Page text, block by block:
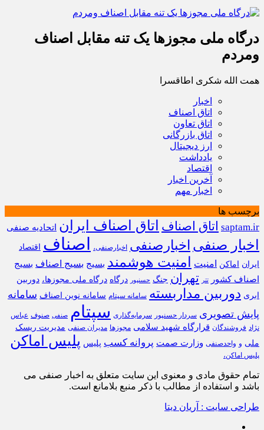
درگاه ملی مجوزها یک تنه مقابل اصناف
ومردم
همت الله شکری اطاقسرا
اخبار
اتاق اصناف
اتاق تعاون
اتاق بازرگانی
ارز دیجیتال
یادداشت
اقتصاد
آخرین اخبار
اخبار مهم
برچسب ها
saptam.ir اتاق اصناف اتاق اصناف ایران اتحادیه صنفی
اخبار صنفی اخبارصنفی اخبارصنفی، اصناف
اقتصاد
ایران
اماکن امنیت امنیت هوشمند بسیج بسیج اصناف بسیج
اصناف کشور
تتر تهران جنگ حسنپور درگاه درگاه ملی مجوزها، دوربین
ابری دوربین مداربسته سامانه سپتام سامانه نوین اصناف سامانه
پایش تصویری سردار حسنپور سرمایه‌گذاری سپتام صنفی صنوف عباس
نژاد فروشندگان قرارگاه شهید سلامی مجوزها مدیران صنفی مدیریت ریسک
ملی و واحدصنفی وزارت صمت پروانه کسب پلیس پلیس اماکن
پلیس اماکن،
تمام حقوق مادی و معنوی این سایت متعلق به اخبار صنفی می
باشد و استفاده از مطالب با ذکر منبع بلامانع است.
طراحی سایت : آریان دیتا